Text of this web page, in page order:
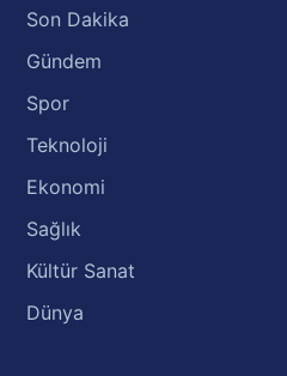
Son Dakika
Gündem
Spor
Teknoloji
Ekonomi
Sağlık
Kültür Sanat
Dünya